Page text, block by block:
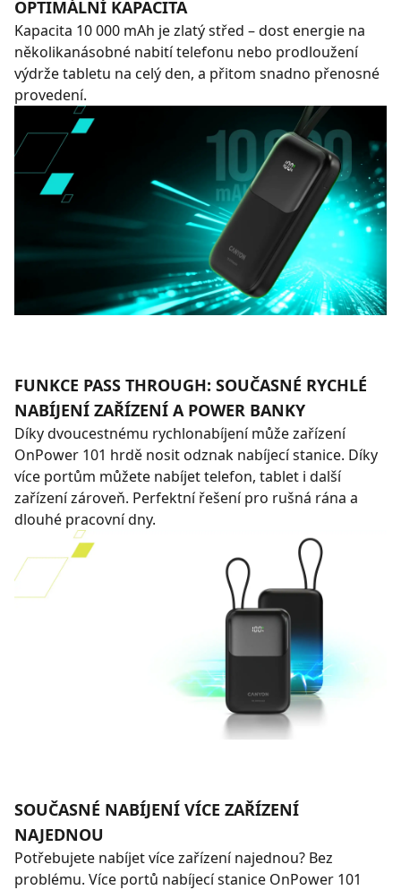
OPTIMÁLNÍ KAPACITA
Kapacita 10 000 mAh je zlatý střed – dost energie na
několikanásobné nabití telefonu nebo prodloužení
výdrže tabletu na celý den, a přitom snadno přenosné
provedení.
FUNKCE PASS THROUGH: SOUČASNÉ RYCHLÉ
NABÍJENÍ ZAŘÍZENÍ A POWER BANKY
Díky dvoucestnému rychlonabíjení může zařízení
OnPower 101 hrdě nosit odznak nabíjecí stanice. Díky
více portům můžete nabíjet telefon, tablet i další
zařízení zároveň. Perfektní řešení pro rušná rána a
dlouhé pracovní dny.
SOUČASNÉ NABÍJENÍ VÍCE ZAŘÍZENÍ
NAJEDNOU
Potřebujete nabíjet více zařízení najednou? Bez
problému. Více portů nabíjecí stanice OnPower 101